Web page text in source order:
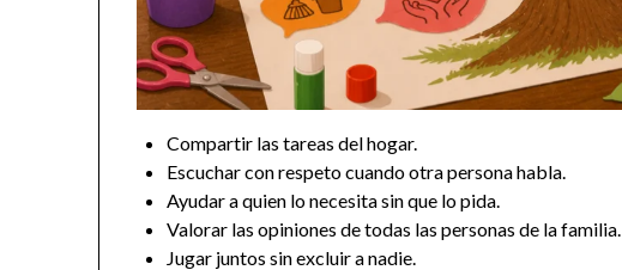
Compartir las tareas del hogar.
Escuchar con respeto cuando otra persona habla.
Ayudar a quien lo necesita sin que lo pida.
Valorar las opiniones de todas las personas de la familia.
Jugar juntos sin excluir a nadie.